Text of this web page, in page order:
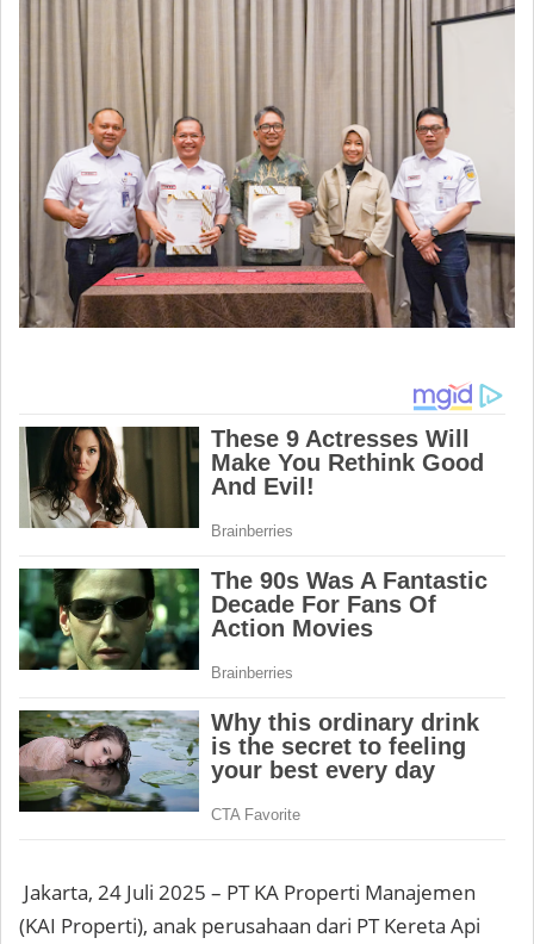
Jakarta, 24 Juli 2025 – PT KA Properti Manajemen
(KAI Properti), anak perusahaan dari PT Kereta Api